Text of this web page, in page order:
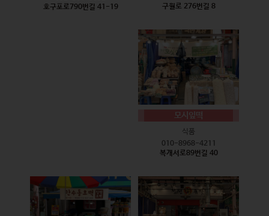
호구포로790번길 41-19
구월로 276번길 8
모시잎떡
식품
010-8968-4211
복개서로89번길 40